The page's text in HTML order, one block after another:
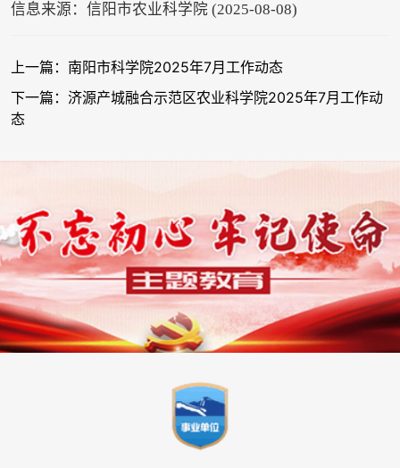
信息来源：信阳市农业科学院 (2025-08-08)
上一篇：南阳市科学院2025年7月工作动态
下一篇：济源产城融合示范区农业科学院2025年7月工作动
态